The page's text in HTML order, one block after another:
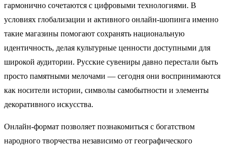
гармонично сочетаются с цифровыми технологиями. В
условиях глобализации и активного онлайн-шопинга именно
такие магазины помогают сохранять национальную
идентичность, делая культурные ценности доступными для
широкой аудитории. Русские сувениры давно перестали быть
просто памятными мелочами — сегодня они воспринимаются
как носители истории, символы самобытности и элементы
декоративного искусства.
Онлайн-формат позволяет познакомиться с богатством
народного творчества независимо от географического